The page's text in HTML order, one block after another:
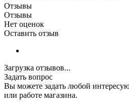
Отзывы
Отзывы
Нет оценок
Оставить отзыв
Загрузка отзывов...
Задать вопрос
Вы можете задать любой
или работе магазина.